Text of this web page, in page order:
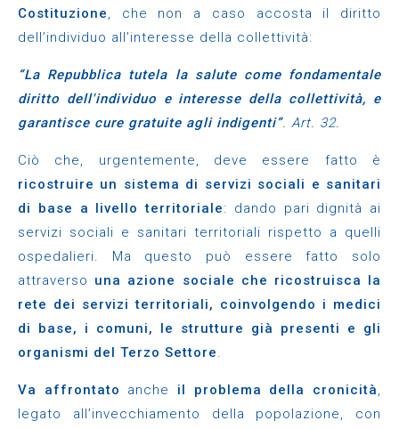
Costituzione, che non a caso accosta il diritto
dell’individuo all’interesse della collettività:
“La Repubblica tutela la salute come fondamentale
diritto dell'individuo e interesse della collettività, e
garantisce cure gratuite agli indigenti”. Art. 32.
Ciò che, urgentemente, deve essere fatto è
ricostruire un sistema di servizi sociali e sanitari
di base a livello territoriale: dando pari dignità ai
servizi sociali e sanitari territoriali rispetto a quelli
ospedalieri. Ma questo può essere fatto solo
attraverso una azione sociale che ricostruisca la
rete dei servizi territoriali, coinvolgendo i medici
di base, i comuni, le strutture già presenti e gli
organismi del Terzo Settore.
Va affrontato anche il problema della cronicità,
legato all’invecchiamento della popolazione, con